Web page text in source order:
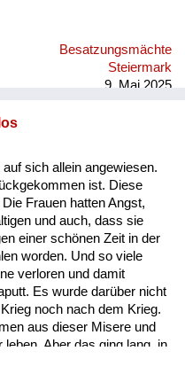
Besatzungsmächte
Steiermark
9. Mai 2025
sich allein angewiesen.
ist. Diese
Frauen hatten Angst,
und auch, dass sie
einer schönen Zeit in der
worden. Und so viele
verloren und damit
Es wurde darüber nicht
noch nach dem Krieg.
aus dieser Misere und
Aber das ging lang, in